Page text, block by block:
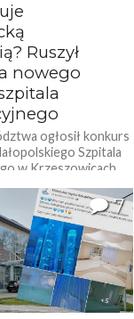
Ruszył
nowego
ogłosił konkurs
Szpitala
w Krzeszowicach.
kadencji. Nowe
7